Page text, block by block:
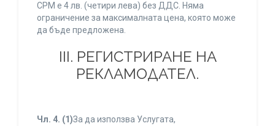
CPM е 4 лв. (четири лева) без ДДС. Няма
ограничение за максималната цена, която може
да бъде предложена.
ІІІ. РЕГИСТРИРАНЕ НА
РЕКЛАМОДАТЕЛ.
Чл. 4. (1)За да използва Услугата,